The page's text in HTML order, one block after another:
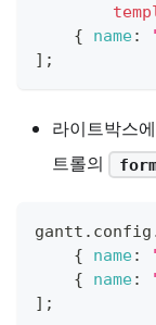
{
name:
] ;
라이트박스
트롤의
gantt . config
{
name:
{
name:
] ;